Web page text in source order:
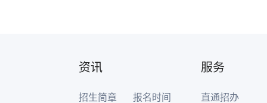
资讯
招生简章 报名时间
服务
直通招办